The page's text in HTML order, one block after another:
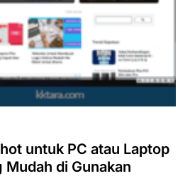
untuk PC atau Laptop
di Gunakan